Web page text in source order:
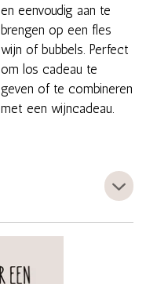
en eenvoudig aan te
brengen op een fles
wijn of bubbels. Perfect
om los cadeau te
geven of te combineren
met een wijncadeau.